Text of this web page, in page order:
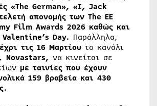
«The German», «I, Jack
απονομής των The EE
Film Awards 2026 καθώς και
Day. Παράλληλα,
τις 16 Μαρτίου το κανάλι
Novastars, να κινείται σε
με ταινίες που έχουν
159 βραβεία και 430